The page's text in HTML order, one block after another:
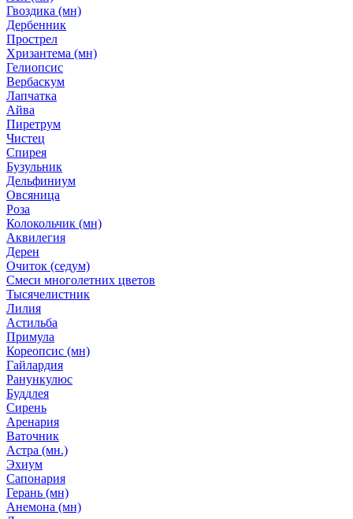
Гвоздика (мн)
Дербенник
Прострел
Хризантема (мн)
Гелиопсис
Вербаскум
Лапчатка
Айва
Пиретрум
Чистец
Спирея
Бузульник
Дельфиниум
Овсяница
Роза
Колокольчик (мн)
Аквилегия
Дерен
Очиток (седум)
Смеси многолетних цветов
Тысячелистник
Лилия
Астильба
Примула
Кореопсис (мн)
Гайлардия
Ранункулюс
Буддлея
Сирень
Аренария
Ваточник
Астра (мн.)
Эхиум
Сапонария
Герань (мн)
Анемона (мн)